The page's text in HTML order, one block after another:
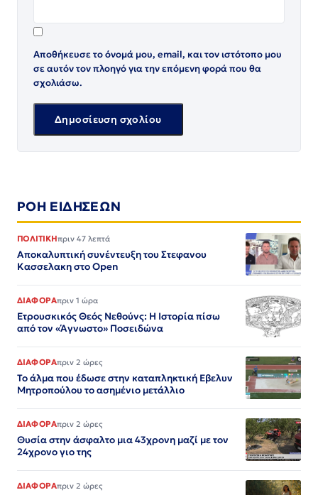
Αποθήκευσε το όνομά μου, email, και τον ιστότοπο μου
σε αυτόν τον πλοηγό για την επόμενη φορά που θα
σχολιάσω.
ΡΟΗ ΕΙΔΗΣΕΩΝ
ΠΟΛΙΤΙΚΗπριν 47 λεπτά
Αποκαλυπτική συνέντευξη του Στεφανου
Κασσελακη στο Open
ΔΙΑΦΟΡΑπριν 1 ώρα
Ετρουσκικός Θεός Νεθούνς: Η Ιστορία πίσω
από τον «Άγνωστο» Ποσειδώνα
ΔΙΑΦΟΡΑπριν 2 ώρες
Το άλμα που έδωσε στην καταπληκτική Εβελυν
Μητροπούλου το ασημένιο μετάλλιο
ΔΙΑΦΟΡΑπριν 2 ώρες
Θυσία στην άσφαλτο μια 43χρονη μαζί με τον
24χρονο γιο της
ΔΙΑΦΟΡΑπριν 2 ώρες